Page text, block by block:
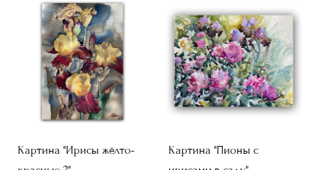
Картина "Ирисы жёлто-
Картина "Пионы с